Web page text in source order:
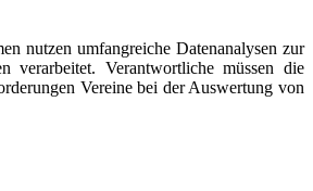
nutzen umfangreiche Datenanalysen zur
verarbeitet. Verantwortliche müssen die
Vereine bei der Auswertung von